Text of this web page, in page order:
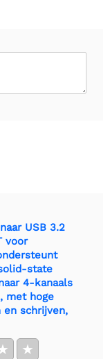
USB 3.2
voor
state
4-kanaals
met hoge
en schrijven,
★